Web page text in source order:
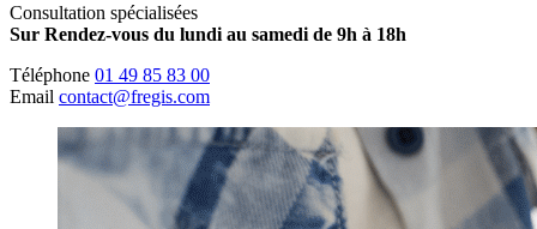
Consultation spécialisées
Sur Rendez-vous du lundi au samedi de 9h à 18h
Téléphone 01 49 85 83 00
Email contact@fregis.com